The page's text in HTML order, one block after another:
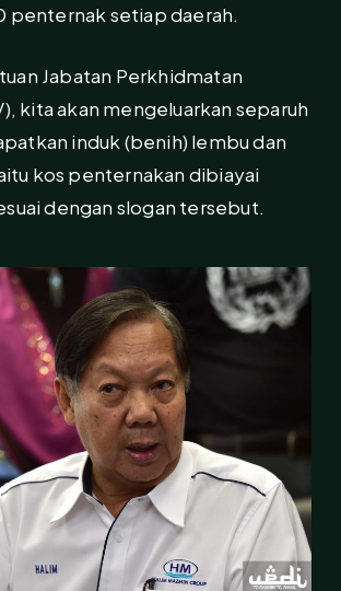
penternak setiap daerah.
Jabatan Perkhidmatan
kita akan mengeluarkan separuh
induk (benih) lembu dan
kos penternakan dibiayai
dengan slogan tersebut.